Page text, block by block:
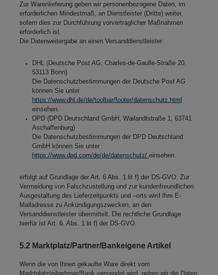
Zur Warenlieferung geben wir personenbezogene Daten, im
erforderlichen Mindestmaß, an Dienstleister (Dritte) weiter,
sofern dies zur Durchführung vorvertraglicher Maßnahmen
erforderlich ist.
Die Datenweitergabe an einen Versanddienstleister
DHL (Deutsche Post AG, Charles-de-Gaulle-Straße 20,
53113 Bonn)
Die Datenschutzbestimmungen der Deutsche Post AG
können Sie unter
https://www.dhl.de/de/toolbar/footer/datenschutz.html
einsehen.
DPD (DPD Deutschland GmbH, Wailandtstraße 1, 63741
Aschaffenburg)
Die Datenschutzbestimmungen der DPD Deutschland
GmbH können Sie unter
https://www.dpd.com/de/de/datenschutz/ einsehen.
erfolgt auf Grundlage der Art. 6 Abs. 1 lit f) der DS-GVO. Zur
Vermeidung von Falschzustellung und zur kundenfreundlichen
Ausgestaltung des Lieferzeitpunkts und –orts wird Ihre E-
Mailadresse zu Ankündigungszwecken, an den
Versanddienstleister übermittelt. Die rechtliche Grundlage
hierfür ist Art. 6. Abs. 1 lit f) der DS-GVO.
5.2 Marktplatz/Partner/Bankeigene Artikel
Wenn die von Ihnen gekaufte Ware direkt vom
Marktplatzteilnehmer/Bank versendet wird, geben wir die Daten